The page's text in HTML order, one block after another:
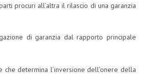
procuri all’altra il rilascio di una garanzia
di garanzia dal rapporto principale
determina l’inversione dell’onere della